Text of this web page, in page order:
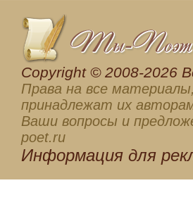
Сopyright © 2008-2026
Права на все
принадлежат их
Ваши вопросы и
poet.ru
Информация для